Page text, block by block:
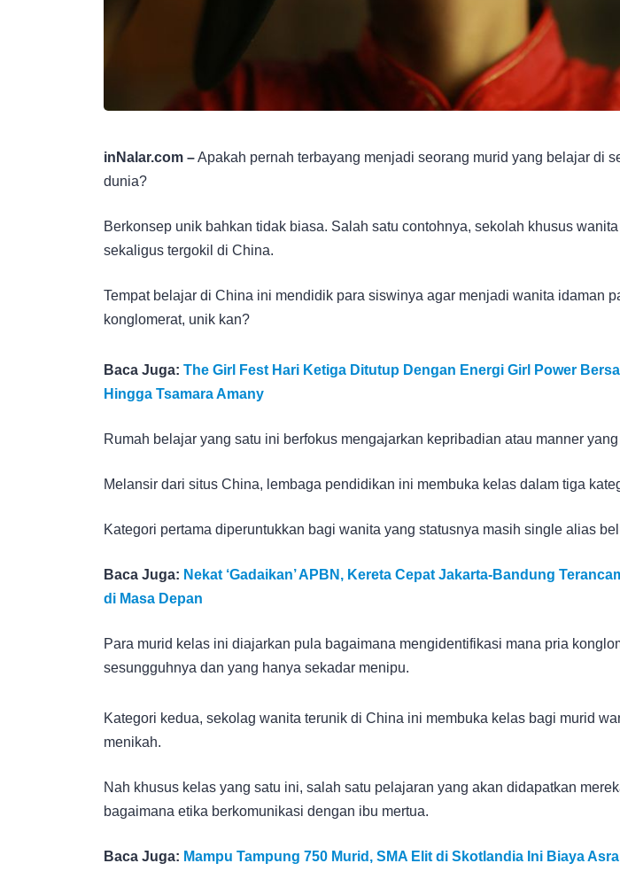
inNalar.com –Apakah pernah terbayang menjadi seorang murid yang belajar di
dunia?
Berkonsep unik bahkan tidak biasa. Salah satu contohnya, sekolah khusus
sekaligus tergokil di China.
Tempat belajar di China ini mendidik para siswinya agar menjadi wanita idaman
konglomerat, unik kan?
Baca Juga: The Girl Fest Hari Ketiga Ditutup Dengan Energi Girl Power
Hingga Tsamara Amany
Rumah belajar yang satu ini berfokus mengajarkan kepribadian atau manner
Melansir dari situs China, lembaga pendidikan ini membuka kelas dalam tiga
Kategori pertama diperuntukkan bagi wanita yang statusnya masih single alias
Baca Juga: Nekat ‘Gadaikan’ APBN, Kereta Cepat Jakarta-Bandung
di Masa Depan
Para murid kelas ini diajarkan pula bagaimana mengidentifikasi mana pria
sesungguhnya dan yang hanya sekadar menipu.
Kategori kedua, sekolag wanita terunik di China ini membuka kelas bagi murid
menikah.
Nah khusus kelas yang satu ini, salah satu pelajaran yang akan didapatkan
bagaimana etika berkomunikasi dengan ibu mertua.
Baca Juga: Mampu Tampung 750 Murid, SMA Elit di Skotlandia Ini Biaya